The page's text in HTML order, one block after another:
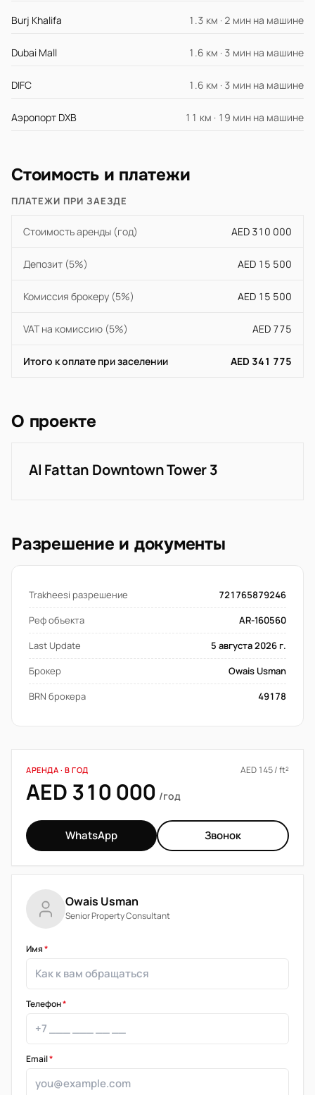
Burj Khalifa 1.3 км · 2 мин на машине
Dubai Mall 1.6 км · 3 мин на машине
DIFC 1.6 км · 3 мин на машине
Аэропорт DXB 11 км · 19 мин на машине
Стоимость и платежи
ПЛАТЕЖИ ПРИ ЗАЕЗДЕ
Стоимость аренды (год) AED 310 000
Депозит (5%) AED 15 500
Комиссия брокеру (5%) AED 15 500
VAT на комиссию (5%) AED 775
Итого к оплате при заселении AED 341 775
О проекте
Al Fattan Downtown Tower 3
Разрешение и документы
Trakheesi разрешение
721765879246
Реф объекта
AR-160560
Last Update
5 августа 2026 г.
Брокер
Owais Usman
BRN брокера
49178
АРЕНДА · В ГОД AED 145 / ft²
AED 310 000 /год
WhatsApp Звонок
Owais Usman
Senior Property Consultant
Имя*
Телефон*
Email*